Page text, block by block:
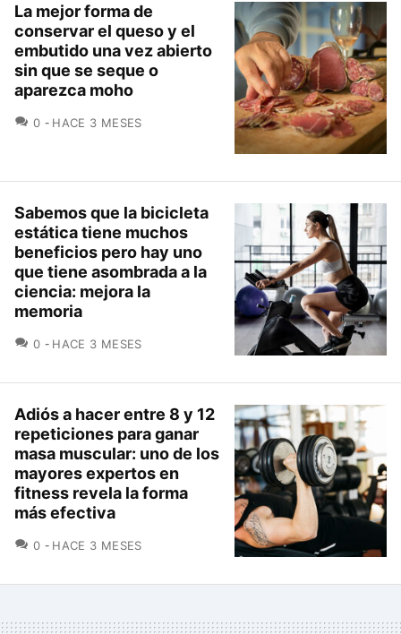
La mejor forma de
conservar el queso y el
embutido una vez abierto
sin que se seque o
aparezca moho
0 COMENTARIOS
HACE 3 MESES
Sabemos que la bicicleta
estática tiene muchos
beneficios pero hay uno
que tiene asombrada a la
ciencia: mejora la
memoria
0 COMENTARIOS
HACE 3 MESES
Adiós a hacer entre 8 y 12
repeticiones para ganar
masa muscular: uno de los
mayores expertos en
fitness revela la forma
más efectiva
0 COMENTARIOS
HACE 3 MESES